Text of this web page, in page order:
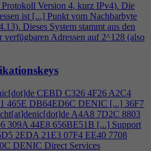
Protokoll Version 4, kurz IPv4). Die
ist [...] Punkt vom Nachbarbyte
.13). Dieses System stammt aus den
verfügbaren Adressen auf 2^128 (also
CEBD C326 4F26 A2C4
465E DB64ED6C DENIC [...] 36F7
A4A8 7D2C 8803
309A 44E8 656BE51B [...] Support
2EDA 21E3 07F4 EE40 7708
DENIC Direct Services